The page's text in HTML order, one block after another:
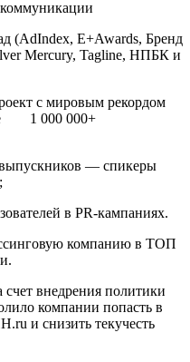
коммуникации
(AdIndex, E+Awards, Бренд
Mercury, Tagline, НПБК и
с мировым рекордом
1 000 000+
— спикеры
в PR‑кампаниях.
компанию в ТОП
счет внедрения политики
компании попасть в
и снизить текучесть